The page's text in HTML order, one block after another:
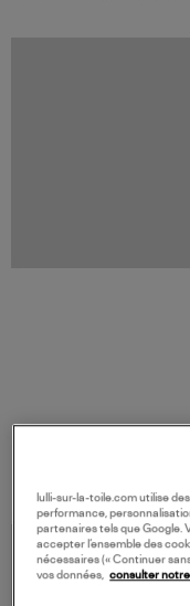
lulli-sur-la-toile.com utilise
performance,
partenaires tels que Google.
accepter l’ensemble des
nécessaires (« Continuer
vos données, consulter